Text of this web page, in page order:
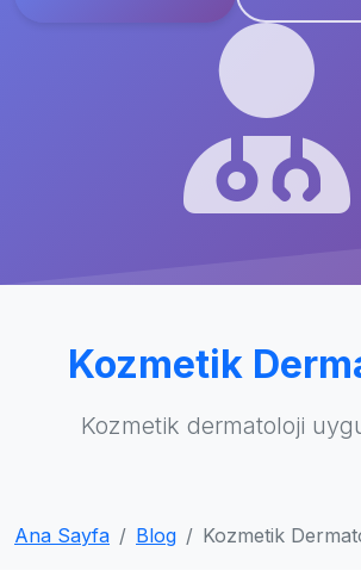
Kozmetik
Kozmetik dermatoloji
Ana Sayfa Blog Kozmetik